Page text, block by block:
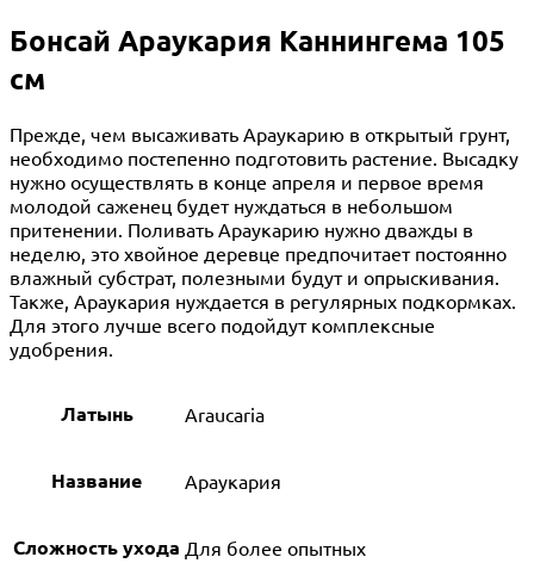
Бонсай Араукария Каннингема 105
см
Прежде, чем высаживать Араукарию в открытый грунт,
необходимо постепенно подготовить растение. Высадку
нужно осуществлять в конце апреля и первое время
молодой саженец будет нуждаться в небольшом
притенении. Поливать Араукарию нужно дважды в
неделю, это хвойное деревце предпочитает постоянно
влажный субстрат, полезными будут и опрыскивания.
Также, Араукария нуждается в регулярных подкормках.
Для этого лучше всего подойдут комплексные
удобрения.
Латынь Araucaria
Название Араукария
Сложность ухода Для более опытных